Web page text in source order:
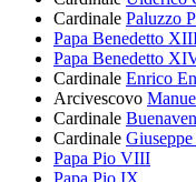
Cardinale Paluzzo
Papa Benedetto
Papa Benedetto
Cardinale Enrico
Arcivescovo
Cardinale
Cardinale
Papa Pio VIII
Papa Pio IX